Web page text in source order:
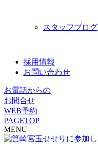
スタッフブログ
採用情報
お問い合わせ
お電話からの
お問合せ
WEB予約
PAGETOP
MENU